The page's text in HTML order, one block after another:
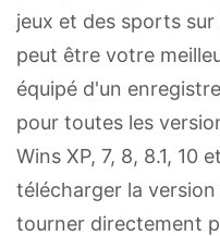
jeux et des sports sur
peut être votre
équipé d'un
pour toutes les
Wins XP, 7, 8, 8.1, 10
télécharger la
tourner directement